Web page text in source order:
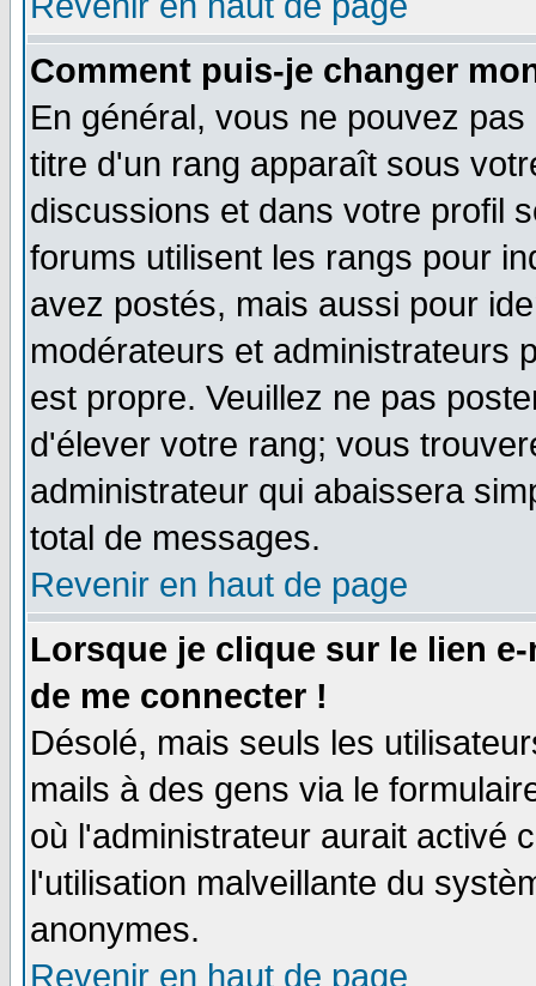
Comment puis-je changer
En général, vous ne pouvez
titre d'un rang apparaît sous
discussions et dans votre profil
forums utilisent les rangs pour
avez postés, mais aussi pour
modérateurs et administrateurs
est propre. Veuillez ne pas
d'élever votre rang; vous
administrateur qui abaissera
total de messages.
Revenir en haut de page
Lorsque je clique sur le lien
de me connecter !
Désolé, mais seuls les
mails à des gens via le
où l'administrateur aurait activé
l'utilisation malveillante du
anonymes.
Revenir en haut de page